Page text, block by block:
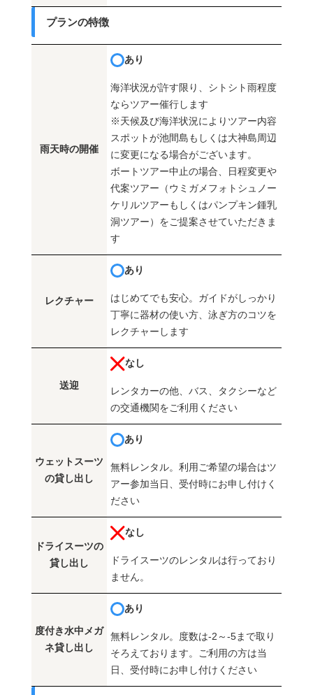
プランの特徴
雨天時の開催
あり
海洋状況が許す限り、シトシト雨程度
ならツアー催行します
※天候及び海洋状況によりツアー内容
スポットが池間島もしくは大神島周辺
に変更になる場合がございます。
ボートツアー中止の場合、日程変更や
代案ツアー（ウミガメフォトシュノー
ケリルツアーもしくはパンプキン鍾乳
洞ツアー）をご提案させていただきま
す
レクチャー
あり
はじめてでも安心。ガイドがしっかり
丁寧に器材の使い方、泳ぎ方のコツを
レクチャーします
送迎
なし
レンタカーの他、バス、タクシーなど
の交通機関をご利用ください
ウェットスーツ
の貸し出し
あり
無料レンタル。利用ご希望の場合はツ
アー参加当日、受付時にお申し付けく
ださい
ドライスーツの
貸し出し
なし
ドライスーツのレンタルは行っており
ません。
度付き水中メガ
ネ貸し出し
あり
無料レンタル。度数は-2～-5まで取り
そろえております。ご利用の方は当
日、受付時にお申し付けください